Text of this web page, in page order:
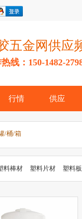
五金网供应
线：150-1482-
行情 供应
/桶/箱
料棒材 塑料片材
塑料
车类制品 电子类制品
/杯 光学塑料制品
建材
发泡/泡沫制品